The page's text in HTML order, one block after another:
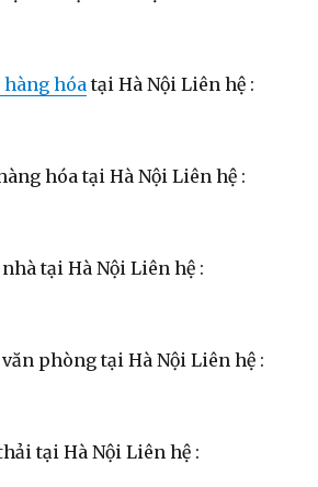
hàng hóa tại Hà Nội Liên hệ :
hóa tại Hà Nội Liên hệ :
tại Hà Nội Liên hệ :
phòng tại Hà Nội Liên hệ :
tại Hà Nội Liên hệ :